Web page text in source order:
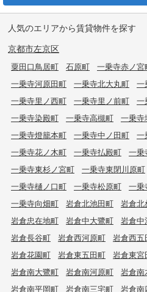
人気のエリアから賃貸物件を探す
京都市左京区
粟田口鳥居町 石原町 一乗寺赤ノ宮
一乗寺河原田町
一乗寺北大丸町 一
一乗寺里ノ西町
一乗寺里ノ前町 一
一乗寺染殿町
一乗寺高槻町 一乗寺
一乗寺燈籠本町
一乗寺中ノ田町 一
一乗寺花ノ木町
一乗寺払殿町 一乗
一乗寺東杉ノ宮町
一乗寺東閉川原町
一乗寺樋ノ口町
一乗寺松原町 一乗
一乗寺向畑町
岩倉北池田町 岩倉北
岩倉忠在地町
岩倉中大鷺町 岩倉中
岩倉長谷町
岩倉西河原町 岩倉西五
岩倉花園町
岩倉東五田町 岩倉東宮
岩倉南大鷺町
岩倉南河原町 岩倉南
岩倉南平岡町
岩倉南三宅町 岩倉南